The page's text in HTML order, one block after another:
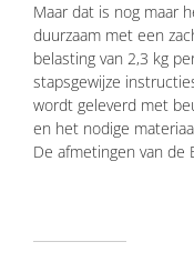
Maar dat is nog maar
duurzaam met een
belasting van 2,3 kg
stapsgewijze
wordt geleverd met
en het nodige
De afmetingen van de